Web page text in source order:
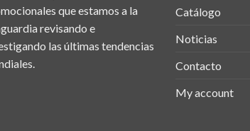
que estamos a la
revisando e
las últimas tendencias
Catálogo
Noticias
Contacto
My account